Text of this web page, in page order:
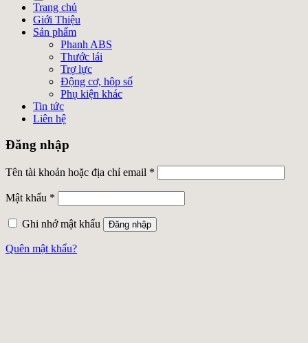
Trang chủ
Giới Thiệu
Sản phẩm
Phanh ABS
Thước lái
Trợ lực
Động cơ, hộp số
Phụ kiện khác
Tin tức
Liên hệ
Đăng nhập
Tên tài khoản hoặc địa chỉ email *
Mật khẩu *
Ghi nhớ mật khẩu Đăng nhập
Quên mật khẩu?